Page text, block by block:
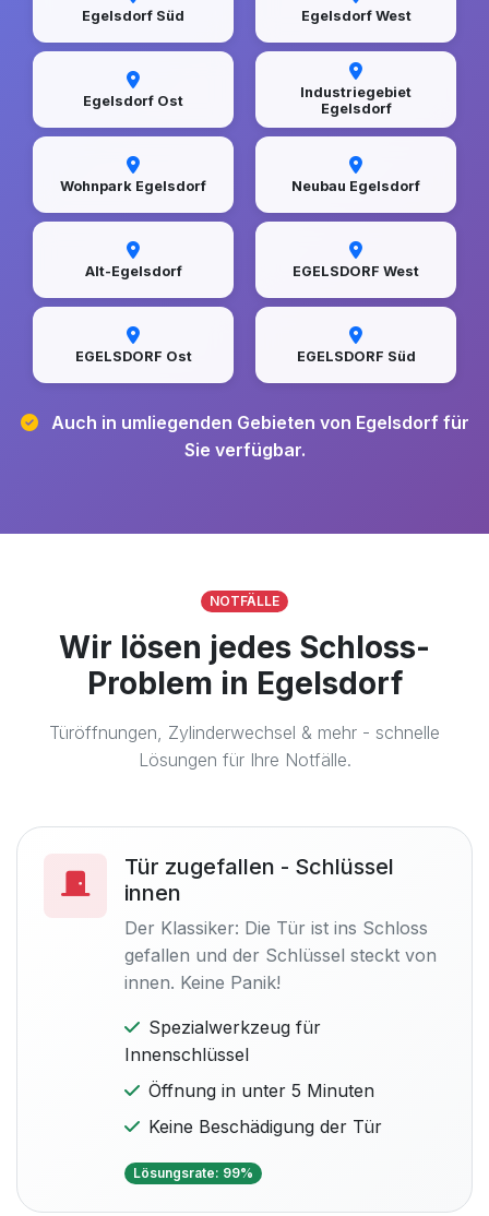
Egelsdorf Süd Egelsdorf West
Egelsdorf Ost
Industriegebiet
Egelsdorf
Wohnpark Egelsdorf Neubau Egelsdorf
Alt-Egelsdorf EGELSDORF West
EGELSDORF Ost EGELSDORF Süd
Auch in umliegenden Gebieten von Egelsdorf für
Sie verfügbar.
NOTFÄLLE
Wir lösen jedes Schloss-
Problem in Egelsdorf
Türöffnungen, Zylinderwechsel & mehr - schnelle
Lösungen für Ihre Notfälle.
Tür zugefallen - Schlüssel
innen
Der Klassiker: Die Tür ist ins Schloss
gefallen und der Schlüssel steckt von
innen. Keine Panik!
Spezialwerkzeug für
Innenschlüssel
Öffnung in unter 5 Minuten
Keine Beschädigung der Tür
Lösungsrate: 99%